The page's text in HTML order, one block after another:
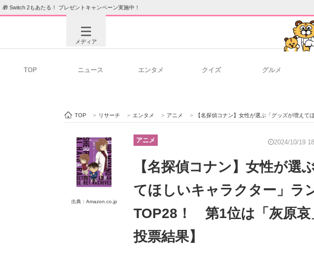
🎁 Switch 2もあたる！ プレゼントキャンペーン実施中！
メディア
ビジネスと働き方のヒント
ITエンジニア向け専門サイト
モノづくり技術者専門サイト エレクトロニクス専門サイト
TOP ニュース エンタメ クイズ グルメ
TOP > リサーチ > エンタメ > アニメ > 【名探偵コナン】女性が選ぶ「グッズが増えてほしいキャラクター」
出典：Amazon.co.jp
アニメ 2024/10/19
【名探偵コナン】女性が選
てほしいキャラクター」ラ
TOP28！ 第1位は「灰原哀
投票結果】